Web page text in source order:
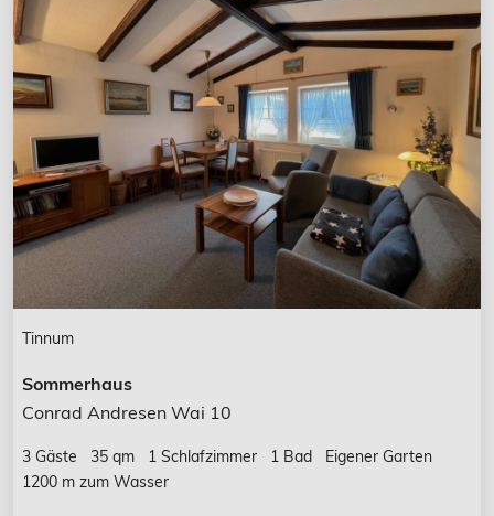
Tinnum
Sommerhaus
Conrad Andresen Wai 10
3 Gäste 35 qm 1 Schlafzimmer 1 Bad
Eigener Garten
1200 m zum Wasser